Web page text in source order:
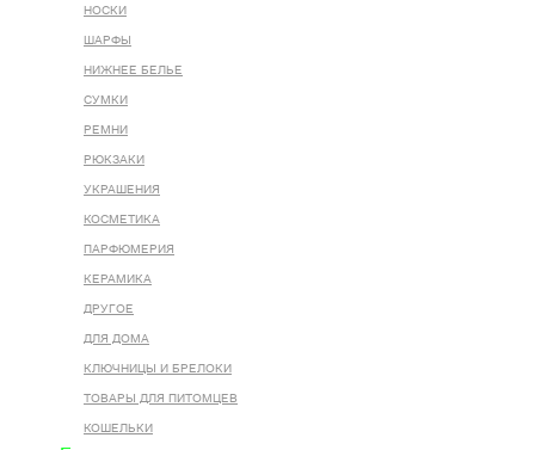
НОСКИ
ШАРФЫ
НИЖНЕЕ БЕЛЬЕ
СУМКИ
РЕМНИ
РЮКЗАКИ
УКРАШЕНИЯ
КОСМЕТИКА
ПАРФЮМЕРИЯ
КЕРАМИКА
ДРУГОЕ
ДЛЯ ДОМА
КЛЮЧНИЦЫ И БРЕЛОКИ
ТОВАРЫ ДЛЯ ПИТОМЦЕВ
КОШЕЛЬКИ